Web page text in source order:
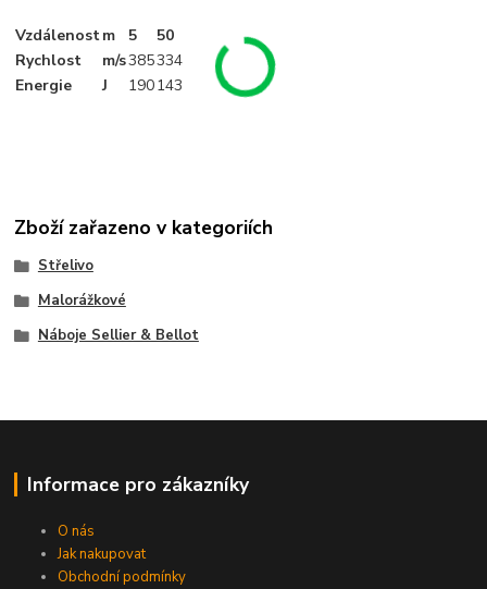
Vzdálenostm 5
50
Rychlost
m/s385334
Energie
J 190143
Zboží zařazeno v kategoriích
Střelivo
Malorážkové
Náboje Sellier & Bellot
Informace pro zákazníky
O nás
Jak nakupovat
Obchodní podmínky